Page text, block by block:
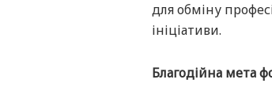
для обміну
ініціативи.
Благодійна мета